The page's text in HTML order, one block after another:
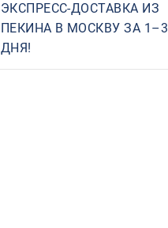
ЭКСПРЕСС-ДОСТАВКА ИЗ
ПЕКИНА В МОСКВУ ЗА 1–3
ДНЯ!